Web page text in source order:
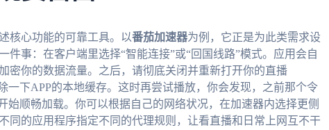
核心功能的可靠工具。以番茄加速器为例，它正是为此类需求设
件事：在客户端里选择“智能连接”或“回国线路”模式。应用会自
密你的数据流量。之后，请彻底关闭并重新打开你的直播
一下APP的本地缓存。这时再尝试播放，你会发现，之前那个令
始顺畅加载。你可以根据自己的网络状况，在加速器内选择更侧
同的应用程序指定不同的代理规则，让看直播和日常上网互不干